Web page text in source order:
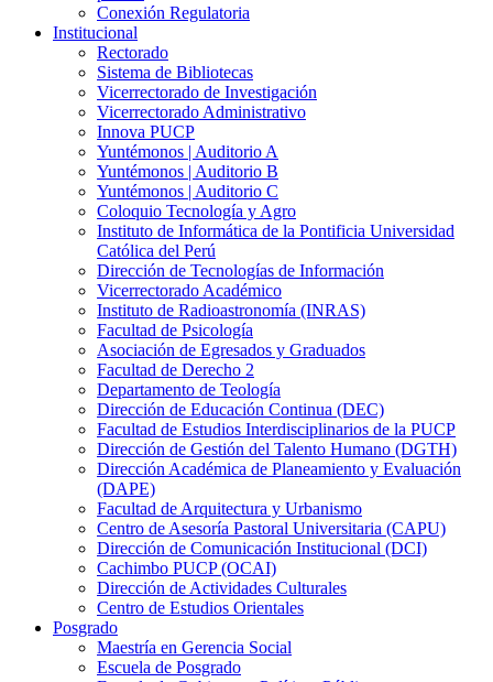
Conexión Regulatoria
Institucional
Rectorado
Sistema de Bibliotecas
Vicerrectorado de Investigación
Vicerrectorado Administrativo
Innova PUCP
Yuntémonos | Auditorio A
Yuntémonos | Auditorio B
Yuntémonos | Auditorio C
Coloquio Tecnología y Agro
Instituto de Informática de la Pontificia Universidad
Católica del Perú
Dirección de Tecnologías de Información
Vicerrectorado Académico
Instituto de Radioastronomía (INRAS)
Facultad de Psicología
Asociación de Egresados y Graduados
Facultad de Derecho 2
Departamento de Teología
Dirección de Educación Continua (DEC)
Facultad de Estudios Interdisciplinarios de la PUCP
Dirección de Gestión del Talento Humano (DGTH)
Dirección Académica de Planeamiento y Evaluación
(DAPE)
Facultad de Arquitectura y Urbanismo
Centro de Asesoría Pastoral Universitaria (CAPU)
Dirección de Comunicación Institucional (DCI)
Cachimbo PUCP (OCAI)
Dirección de Actividades Culturales
Centro de Estudios Orientales
Posgrado
Maestría en Gerencia Social
Escuela de Posgrado